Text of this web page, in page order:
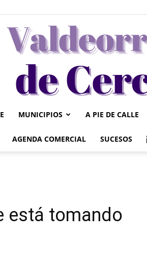
Valdeorrasdecerca
MUNICIPIOS A PIE DE CALLE
AGENDA COMERCIAL SUCESOS
está tomando